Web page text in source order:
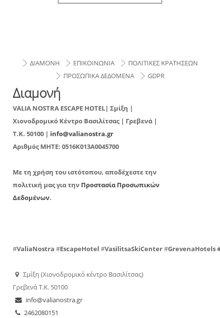
ΔΙΑΜΟΝΗ ΕΠΙΚΟΙΝΩΝΙΑ
ΠΟΛΙΤΙΚΕΣ ΚΡΑΤΗΣΕΩΝ
ΠΡΟΣΩΠΙΚΑ ΔΕΔΟΜΕΝΑ
GDPR
Διαμονή
VALIA NOSTRA ESCAPE HOTEL| Σμίξη |
Χιονοδρομικό Κέντρο Βασιλίτσας | Γρεβενά |
T.K. 50100 | info@valianostra.gr
Αριθμός ΜΗΤΕ: 0516K013A0045700
Με τη χρήση του ιστότοπου, αποδέχεστε την
πολιτική μας για την Προστασία Προσωπικών
Δεδομένων.
#ValiaNostra#EscapeHotel #VasilitsaSkiCenter#GrevenaHotels
Σμίξη (Χιονοδρομικό κέντρο Βασιλίτσας)
Γρεβενά Τ.Κ. 50100
info@valianostra.gr
2462080151